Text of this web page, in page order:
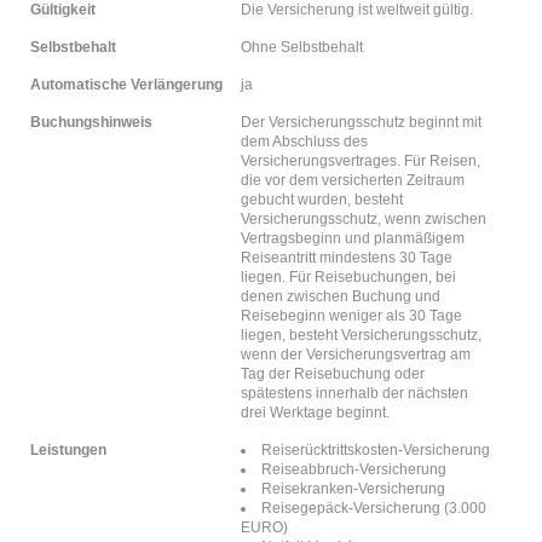
Gültigkeit Die Versicherung ist weltweit gültig.
Selbstbehalt Ohne Selbstbehalt
Automatische Verlängerung ja
Buchungshinweis
Der Versicherungsschutz beginnt mit
dem Abschluss des
Versicherungsvertrages. Für Reisen,
die vor dem versicherten Zeitraum
gebucht wurden, besteht
Versicherungsschutz, wenn zwischen
Vertragsbeginn und planmäßigem
Reiseantritt mindestens 30 Tage
liegen. Für Reisebuchungen, bei
denen zwischen Buchung und
Reisebeginn weniger als 30 Tage
liegen, besteht Versicherungsschutz,
wenn der Versicherungsvertrag am
Tag der Reisebuchung oder
spätestens innerhalb der nächsten
drei Werktage beginnt.
Leistungen
Reiserücktrittskosten-Versicherung
Reiseabbruch-Versicherung
Reisekranken-Versicherung
Reisegepäck-Versicherung (3.000
EURO)